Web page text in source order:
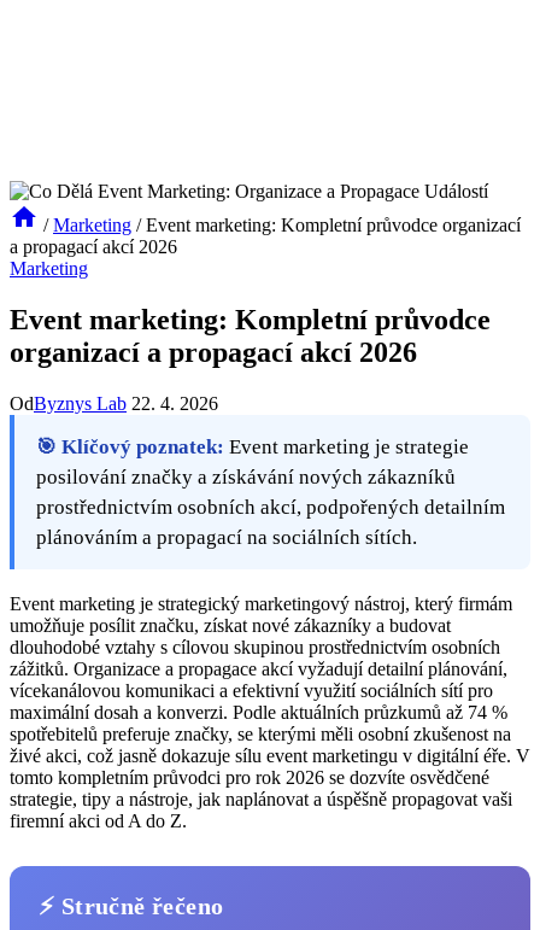
/ Marketing / Event marketing: Kompletní průvodce organizací
a propagací akcí 2026
Marketing
Event marketing: Kompletní průvodce
organizací a propagací akcí 2026
OdByznys Lab 22. 4. 2026
🎯 Klíčový poznatek: Event marketing je strategie
posilování značky a získávání nových zákazníků
prostřednictvím osobních akcí, podpořených detailním
plánováním a propagací na sociálních sítích.
Event marketing je strategický marketingový nástroj, který firmám
umožňuje posílit značku, získat nové zákazníky a budovat
dlouhodobé vztahy s cílovou skupinou prostřednictvím osobních
zážitků. Organizace a propagace akcí vyžadují detailní plánování,
vícekanálovou komunikaci a efektivní využití sociálních sítí pro
maximální dosah a konverzi. Podle aktuálních průzkumů až 74 %
spotřebitelů preferuje značky, se kterými měli osobní zkušenost na
živé akci, což jasně dokazuje sílu event marketingu v digitální éře. V
tomto kompletním průvodci pro rok 2026 se dozvíte osvědčené
strategie, tipy a nástroje, jak naplánovat a úspěšně propagovat vaši
firemní akci od A do Z.
⚡ Stručně řečeno